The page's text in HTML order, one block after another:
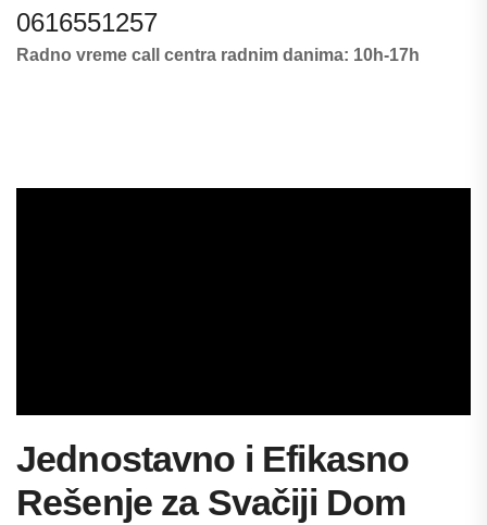
0616551257
Radno vreme call centra radnim danima: 10h-17h
Jednostavno i Efikasno
Rešenje za Svačiji Dom